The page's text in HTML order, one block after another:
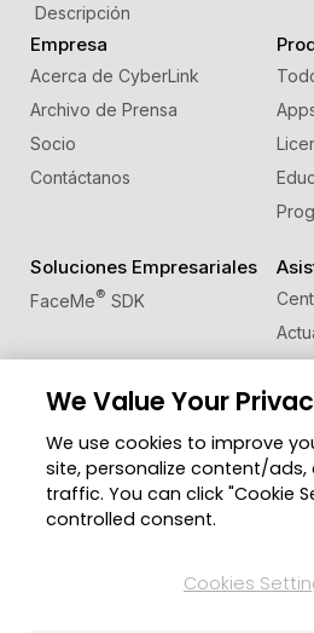
Descripción
Empresa
Acerca de CyberLink
Archivo de Prensa
Socio
Contáctanos
Soluciones Empresariales
FaceMe® SDK
Zona de Miembros
Blog
We Value Your
We use cookies to improve
site, personalize content/ads,
traffic. You can click "Cookie
controlled consent.
Cookies